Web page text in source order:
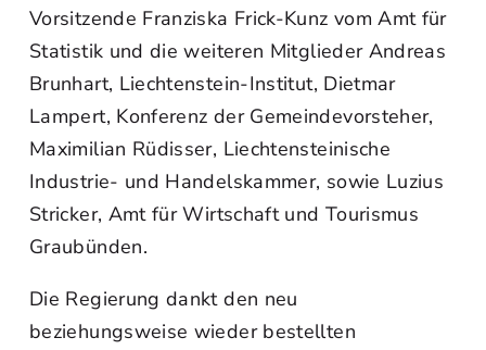
Vorsitzende Franziska Frick-Kunz vom Amt für
Statistik und die weiteren Mitglieder Andreas
Brunhart, Liechtenstein-Institut, Dietmar
Lampert, Konferenz der Gemeindevorsteher,
Maximilian Rüdisser, Liechtensteinische
Industrie- und Handelskammer, sowie Luzius
Stricker, Amt für Wirtschaft und Tourismus
Graubünden.
Die Regierung dankt den neu
beziehungsweise wieder bestellten